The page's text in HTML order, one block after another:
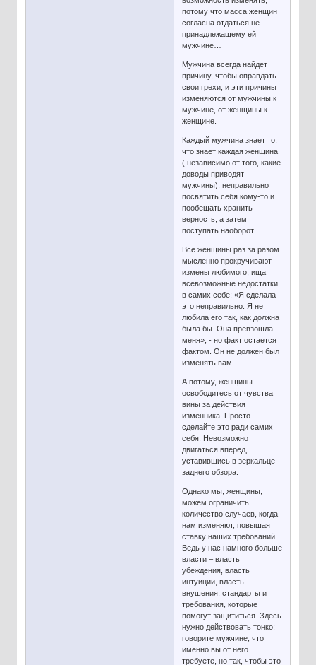
потому что масса женщин
согласна отдаться не
принадлежащему ей
мужчине…
Мужчина всегда найдет
причину, чтобы оправдать
свои грехи, и эти причины
изменяются от мужчины к
мужчине, от женщины к
женщине.
Каждый мужчина знает то,
что знает каждая женщина
( независимо от того, какие
доводы приводят
мужчины): неправильно
посвятить себя кому-то и
пообещать хранить
верность, а затем
поступать наоборот…
Все женщины раз за разом
мысленно прокручивают
измены любимого, ища
всевозможные недостатки
в самих себе: «Я сделала
это неправильно. Я не
любила его так, как должна
была бы. Она превзошла
меня», - но факт остается
фактом. Он не должен был
изменять вам.
А потому, женщины
освободитесь от чувства
вины за действия
изменника. Просто
сделайте это ради самих
себя. Невозможно
двигаться вперед,
уставившись в зеркальце
заднего обзора.
Однако мы, женщины,
можем ограничить
количество случаев, когда
нам изменяют, повышая
ставку наших требований.
Ведь у нас намного больше
власти – власть
убеждения, власть
интуиции, власть
внушения, стандарты и
требования, которые
помогут защититься. Здесь
нужно действовать тонко:
говорите мужчине, что
именно вы от него
требуете, но так, чтобы это